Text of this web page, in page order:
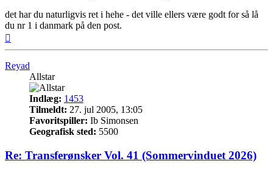
det har du naturligvis ret i hehe - det ville ellers være godt for så lå
du nr 1 i danmark på den post.
Reyad
Allstar
Indlæg: 1453
Tilmeldt: 27. jul 2005, 13:05
Favoritspiller: Ib Simonsen
Geografisk sted: 5500
Re: Transferønsker Vol. 41 (Sommervinduet 2026)